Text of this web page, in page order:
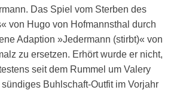
Das Spiel vom Sterben des
von Hugo von Hofmannsthal durch
Adaption »Jedermann (stirbt)« von
zu ersetzen. Erhört wurde er nicht,
seit dem Rummel um Valery
Buhlschaft-Outfit im Vorjahr